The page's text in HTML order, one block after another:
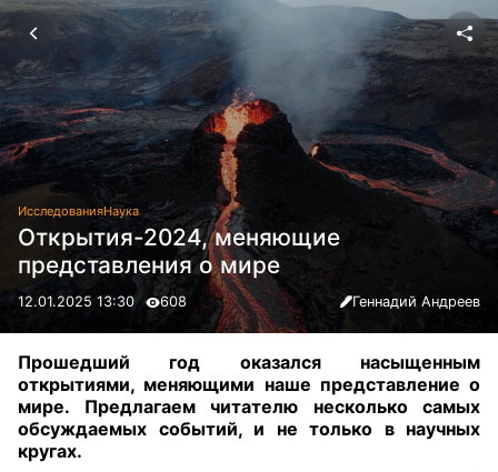
ИсследованияНаука
Открытия-2024, меняющие
представления о мире
12.01.2025 13:30 608 Геннадий Андреев
Прошедший год оказался насыщенным
открытиями, меняющими наше представление о
мире. Предлагаем читателю несколько самых
обсуждаемых событий, и не только в научных
кругах.